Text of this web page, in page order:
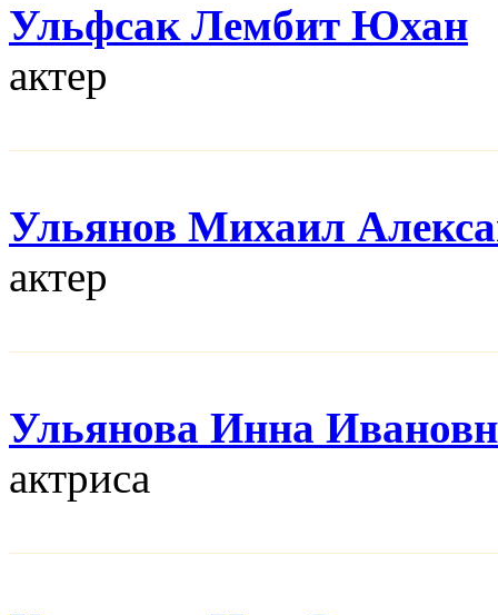
Ульфсак Лембит Юхан
актер
Ульянов Михаил
актер
Ульянова Инна
актриса